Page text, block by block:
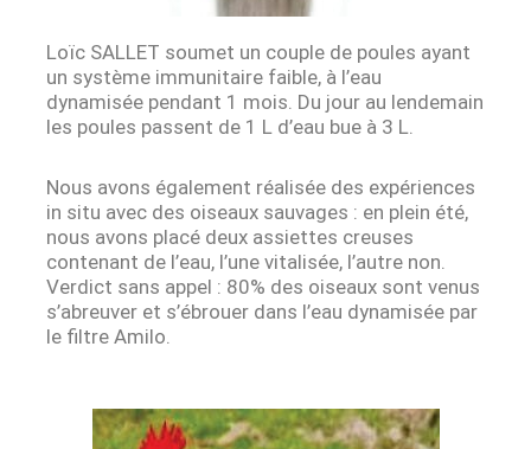
Loïc SALLET soumet un couple de poules ayant
un système immunitaire faible, à l’eau
dynamisée pendant 1 mois. Du jour au lendemain
les poules passent de 1 L d’eau bue à 3 L.
Nous avons également réalisée des expériences
in situ avec des oiseaux sauvages : en plein été,
nous avons placé deux assiettes creuses
contenant de l’eau, l’une vitalisée, l’autre non.
Verdict sans appel : 80% des oiseaux sont venus
s’abreuver et s’ébrouer dans l’eau dynamisée par
le filtre Amilo.